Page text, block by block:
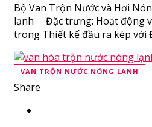
Bộ Van Trộn Nước và Hơi
lạnh Đặc trưng: Hoạt động
trong Thiết kế đầu ra kép với
VAN TRỘN NƯỚC NÓNG LẠNH
Share